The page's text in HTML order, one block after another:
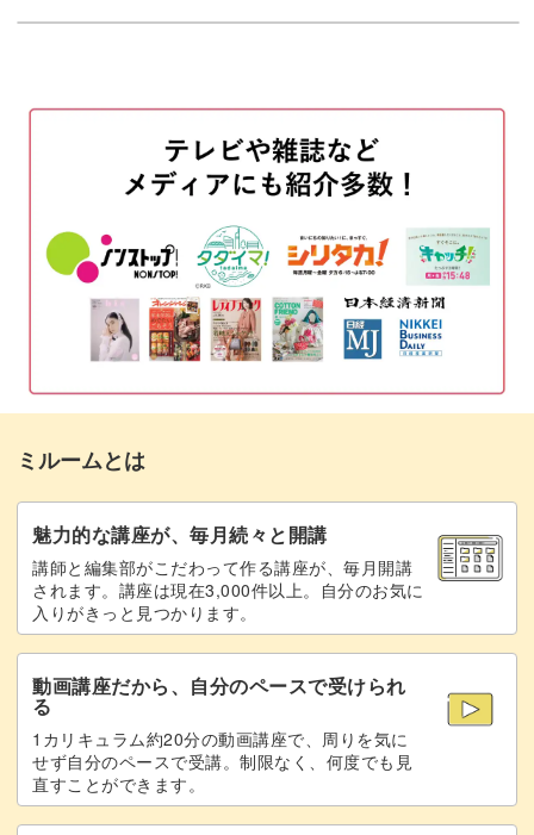
爪の上にのせることができなければ意味がありません。
パーツを使うのか、パーツごとにどのジェルを使ってのせ
ていくのかなどを論理的に解説していきます。
レッスンでは、夏にピッタリのクリアカラーの天然石を作
っていますが、秋冬はこっくり系の色味で作って鉱石っぽ
くすることもできます。
ぜひマスターして、早速明日からのサロンワークに取り入
れてみてくださいね♪
ノンワイプトップジェルで強度を足す
余分なところをカットする
茶色系で筋を入れる 08:18
型に戻す
クリアブルーを入れる
サイズを調整する 13:05
出来上がったパーツを爪にのせる
長いスティックを合わせる
隠したい部分にシェルをのせる 21:19
トップジェルでパーツを埋める 22:10
マットトップでコーティングする 23:02
完成
ミルームとは
魅力的な講座が、毎月続々と開講
講師と編集部がこだわって作る講座が、毎月開講
されます。講座は現在3,000件以上。自分のお気に
入りがきっと見つかります。
動画講座だから、自分のペースで受けられ
る
1カリキュラム約20分の動画講座で、周りを気に
せず自分のペースで受講。制限なく、何度でも見
直すことができます。